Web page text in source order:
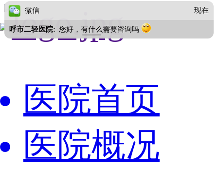
医院首页
医院概况
微信 现在
呼市二轻医院: 您好，有什么需要咨询吗